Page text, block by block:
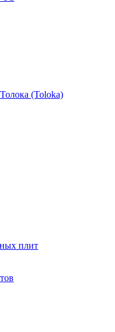
(Toloka)
плит